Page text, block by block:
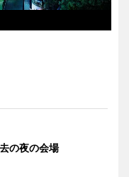
の夜の会場